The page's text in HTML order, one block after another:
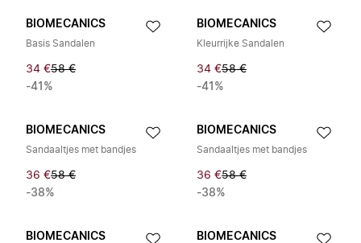
BIOMECANICS
Basis Sandalen
34 €58 €
-41%
BIOMECANICS
Kleurrijke Sandalen
34 €58 €
-41%
BIOMECANICS
Sandaaltjes met bandjes
36 €58 €
-38%
BIOMECANICS
Sandaaltjes met bandjes
36 €58 €
-38%
BIOMECANICS BIOMECANICS